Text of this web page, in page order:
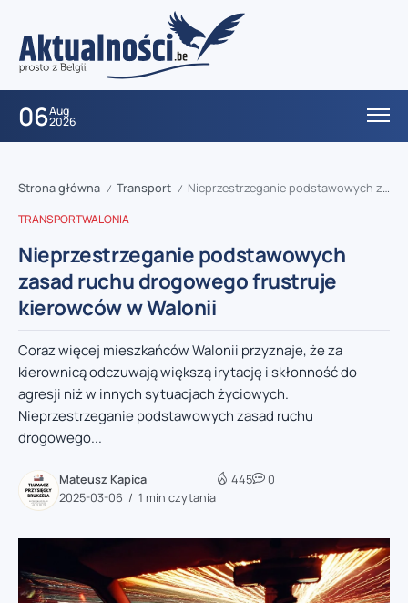
06Aug
2026
Strona główna / Transport / Nieprzestrzeganie podstawowych zasad ruchu drogowego frustruje kierowców w Walonii
TRANSPORTWALONIA
Nieprzestrzeganie podstawowych
zasad ruchu drogowego frustruje
kierowców w Walonii
Coraz więcej mieszkańców Walonii przyznaje, że za
kierownicą odczuwają większą irytację i skłonność do
agresji niż w innych sytuacjach życiowych.
Nieprzestrzeganie podstawowych zasad ruchu
drogowego...
Mateusz Kapica
2025-03-06
1 min czytania
445 0